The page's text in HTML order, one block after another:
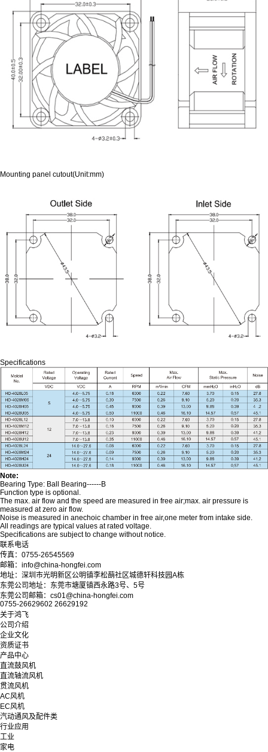
Mounting panel cutout(Unit:mm)
Specifications
Note:
Bearing Type: Ball Bearing------B
Function type is optional.
The max. air flow and the speed are measured in free air;max. air pressure is
measured at zero air flow.
Noise is measured in anechoic chamber in free air,one meter from intake side.
All readings are typical values at rated voltage.
Specifications are subject to change without notice.
联系电话
传真：0755-26545569
邮箱：info@china-hongfei.com
地址：深圳市光明新区公明镇李松蓢社区城德轩科技园A栋
东莞公司地址：东莞市塘厦镇西永路3号、5号
东莞公司邮箱：cs01@china-hongfei.com
0755-26629602 26629192
关于鸿飞
公司介绍
企业文化
资质证书
产品中心
直流鼓风机
直流轴流风机
贯流风机
AC风机
EC风机
汽动通风及配件类
行业应用
工业
家电